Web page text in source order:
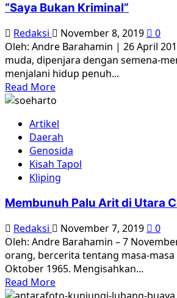
Pariwisata
Edukatif
di
Kota
Tangerang
“Saya Bukan Kriminal”
Redaksi November 8, 2019
0
Oleh: Andre Barahamin | 26 April
muda, dipenjara dengan semena-
menjalani hidup penuh...
Read MoreRead
more
“Saya
Bukan
Kriminal”
Artikel
Daerah
Genosida
Kisah Tapol
Kliping
Membunuh Palu Arit di Utara
Redaksi November 7, 2019
0
Oleh: Andre Barahamin – 7
orang, bercerita tentang masa-
Oktober 1965. Mengisahkan...
Read MoreRead
more